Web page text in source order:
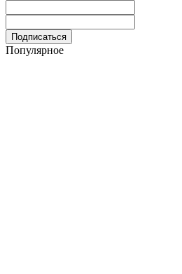
Популярное